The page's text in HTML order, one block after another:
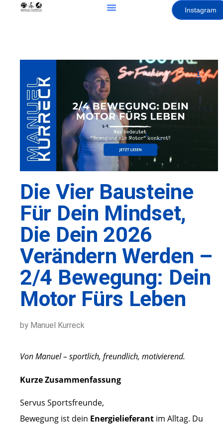
Instagram
Die Vier Bausteine
Für Dein Mindset,
Die Dein 2026
Verändern Werden –
2/4 Bewegung: Dein
Motor Fürs Leben
by Manuel Kurreck
Von Manuel – sportlich, freundlich, motivierend.
Kurze Zusammenfassung
Servus Sportsfreunde,
Bewegung ist dein Energielieferant im Alltag. Du